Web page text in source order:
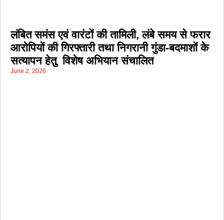
लंबित समंस एवं वारंटों की तामिली, लंबे समय से फरार
आरोपियों की गिरफ्तारी तथा निगरानी गुंडा-बदमाशों के
सत्यापन हेतु विशेष अभियान संचालित
June 2, 2026